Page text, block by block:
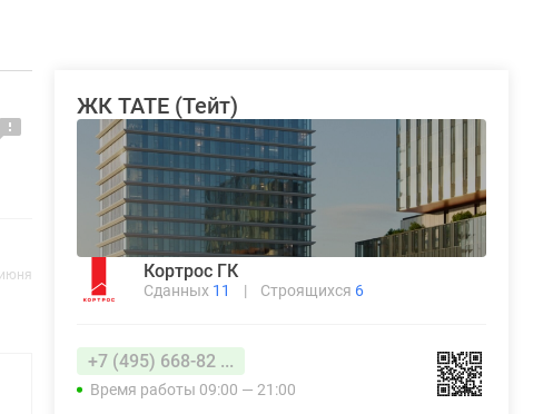
ЖК TATE (Тейт)
Кортрос ГК
Сданных 11 | Строящихся 6
+7 (495) 668-82 ...
Время работы 09:00 — 21:00